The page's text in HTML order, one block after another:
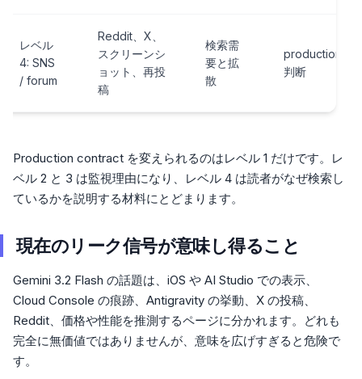
レベル
4: SNS
/ forum
Reddit、X、
スクリーンシ
ョット、再投
稿
検索需
要と拡
散
production
判断
Production contract を変えられるのはレベル 1 だけです。レ
ベル 2 と 3 は監視理由になり、レベル 4 は読者がなぜ検索し
ているかを説明する材料にとどまります。
現在のリーク信号が意味し得ること
Gemini 3.2 Flash の話題は、iOS や AI Studio での表示、
Cloud Console の痕跡、Antigravity の挙動、X の投稿、
Reddit、価格や性能を推測するページに分かれます。どれも
完全に無価値ではありませんが、意味を広げすぎると危険で
す。